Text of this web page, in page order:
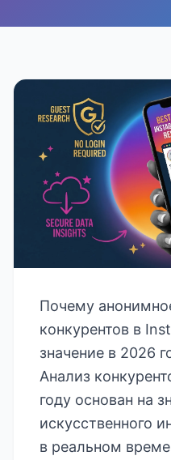
Почему
конкурентов в
значение в 2026
Анализ
году основан на
искусственного
в реальном